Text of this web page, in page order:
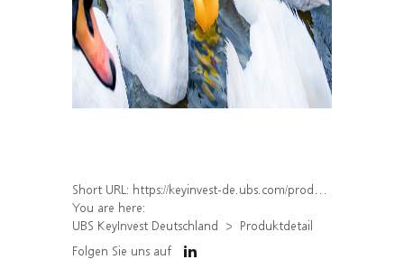
Short URL: https://keyinvest-de.ubs.com/produkt/detail/index/isin/DE000WA4FGL6
You are here:
UBS KeyInvest Deutschland
Produktdetail
Folgen Sie uns auf